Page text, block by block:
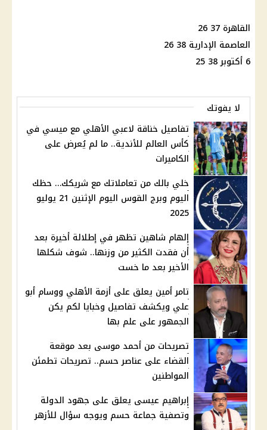
القاهرة 37 26
العاصمة الإدارية 38 26
6 أكتوبر 38 25
لا يفوتك
تفاصيل خناقة لاعبي الأهلي مع ميسي في
كأس العالم للأندية.. ما لم يُعرض على
الكاميرات
خلي بالك من تعاملاتك مع شريكك… حظك
اليوم وبرج القوس اليوم الإثنين 21 يوليو
2025
إلهام شاهين تظهر في إطلالة أخيرة بعد
أن فقدت الكثير من وزنها.. شوف شكلها
الأخير بعد ما خست
تامر أمين يعلق على أزمة الأهلي ووسام أبو
علي ويكشف تفاصيل وخبايا لكم يكن
الجمهور على علم بها
تصريحات من أحمد موسى بعد موقعة
القضاء على عناصر حسم.. تصريحات تطمئن
المواطنين
إبراهيم عيسى يعلق على جهود الدولة
وتصفية جماعة حسم ويوجه سؤال للأزهر